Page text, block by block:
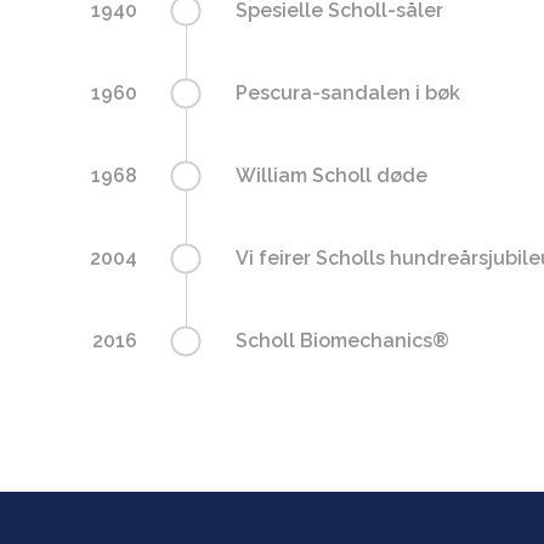
1940 Spesielle Scholl-såler
1960 Pescura-sandalen i bøk
1968 William Scholl døde
2004 Vi feirer Scholls
2016 Scholl Biomechanics®